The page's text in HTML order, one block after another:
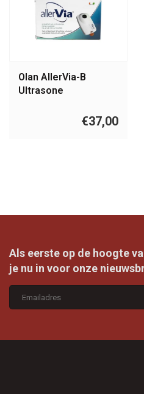
Olan AllerVia-B
Ultrasone
€37,00
Als eerste op de hoogte
je nu in voor onze